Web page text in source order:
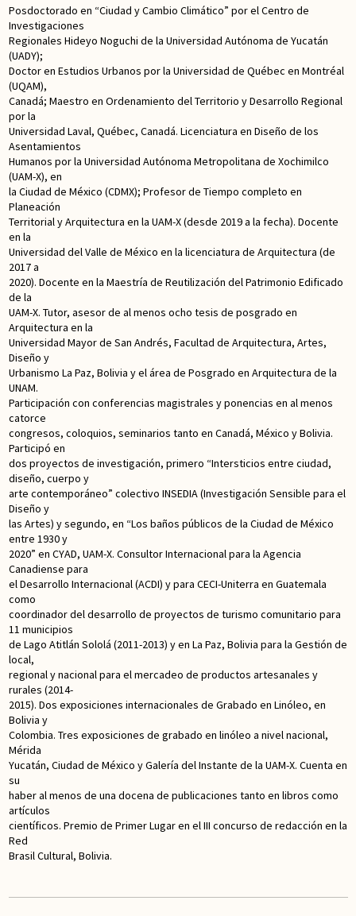
Posdoctorado en “Ciudad y Cambio Climático” por el Centro de
Investigaciones
Regionales Hideyo Noguchi de la Universidad Autónoma de Yucatán
(UADY);
Doctor en Estudios Urbanos por la Universidad de Québec en Montréal
(UQAM),
Canadá; Maestro en Ordenamiento del Territorio y Desarrollo Regional
por la
Universidad Laval, Québec, Canadá. Licenciatura en Diseño de los
Asentamientos
Humanos por la Universidad Autónoma Metropolitana de Xochimilco
(UAM-X), en
la Ciudad de México (CDMX); Profesor de Tiempo completo en
Planeación
Territorial y Arquitectura en la UAM-X (desde 2019 a la fecha). Docente
en la
Universidad del Valle de México en la licenciatura de Arquitectura (de
2017 a
2020). Docente en la Maestría de Reutilización del Patrimonio Edificado
de la
UAM-X. Tutor, asesor de al menos ocho tesis de posgrado en
Arquitectura en la
Universidad Mayor de San Andrés, Facultad de Arquitectura, Artes,
Diseño y
Urbanismo La Paz, Bolivia y el área de Posgrado en Arquitectura de la
UNAM.
Participación con conferencias magistrales y ponencias en al menos
catorce
congresos, coloquios, seminarios tanto en Canadá, México y Bolivia.
Participó en
dos proyectos de investigación, primero “Intersticios entre ciudad,
diseño, cuerpo y
arte contemporáneo” colectivo INSEDIA (Investigación Sensible para el
Diseño y
las Artes) y segundo, en “Los baños públicos de la Ciudad de México
entre 1930 y
2020” en CYAD, UAM-X. Consultor Internacional para la Agencia
Canadiense para
el Desarrollo Internacional (ACDI) y para CECI-Uniterra en Guatemala
como
coordinador del desarrollo de proyectos de turismo comunitario para
11 municipios
de Lago Atitlán Sololá (2011-2013) y en La Paz, Bolivia para la Gestión de
local,
regional y nacional para el mercadeo de productos artesanales y
rurales (2014-
2015). Dos exposiciones internacionales de Grabado en Linóleo, en
Bolivia y
Colombia. Tres exposiciones de grabado en linóleo a nivel nacional,
Mérida
Yucatán, Ciudad de México y Galería del Instante de la UAM-X. Cuenta en
su
haber al menos de una docena de publicaciones tanto en libros como
artículos
científicos. Premio de Primer Lugar en el III concurso de redacción en la
Red
Brasil Cultural, Bolivia.